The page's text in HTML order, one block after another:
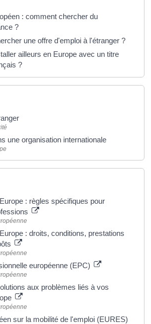
: comment chercher du
?
une offre d'emploi à l'étranger ?
ailleurs en Europe avec un titre
?
une organisation internationale
: règles spécifiques pour
: droits, conditions, prestations
européenne (EPC)
aux problèmes liés à vos
sur la mobilité de l'emploi (EURES)